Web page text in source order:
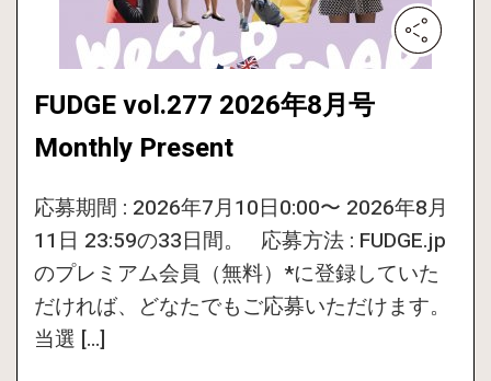
FUDGE vol.277 2026年8月号
Monthly Present
応募期間 : 2026年7月10日0:00〜 2026年8月
11日 23:59の33日間。 応募方法 : FUDGE.jp
のプレミアム会員（無料）*に登録していた
だければ、どなたでもご応募いただけます。
当選 […]